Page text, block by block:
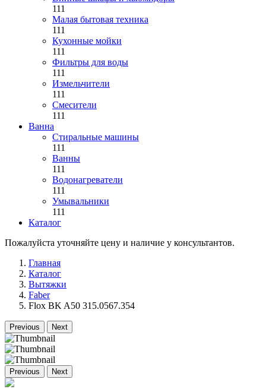
111
Малая бытовая техника
111
Кухонные мойки
111
Фильтры для воды
111
Измельчители
111
Смесители
111
Ванна
Стиральные машины
111
Ванны
111
Водонагреватели
111
Умывальники
111
Каталог
Пожалуйста уточняйте цену и наличие у консультантов.
Главная
Каталог
Вытяжки
Faber
Flox BK A50 315.0567.354
Previous Next
Previous Next